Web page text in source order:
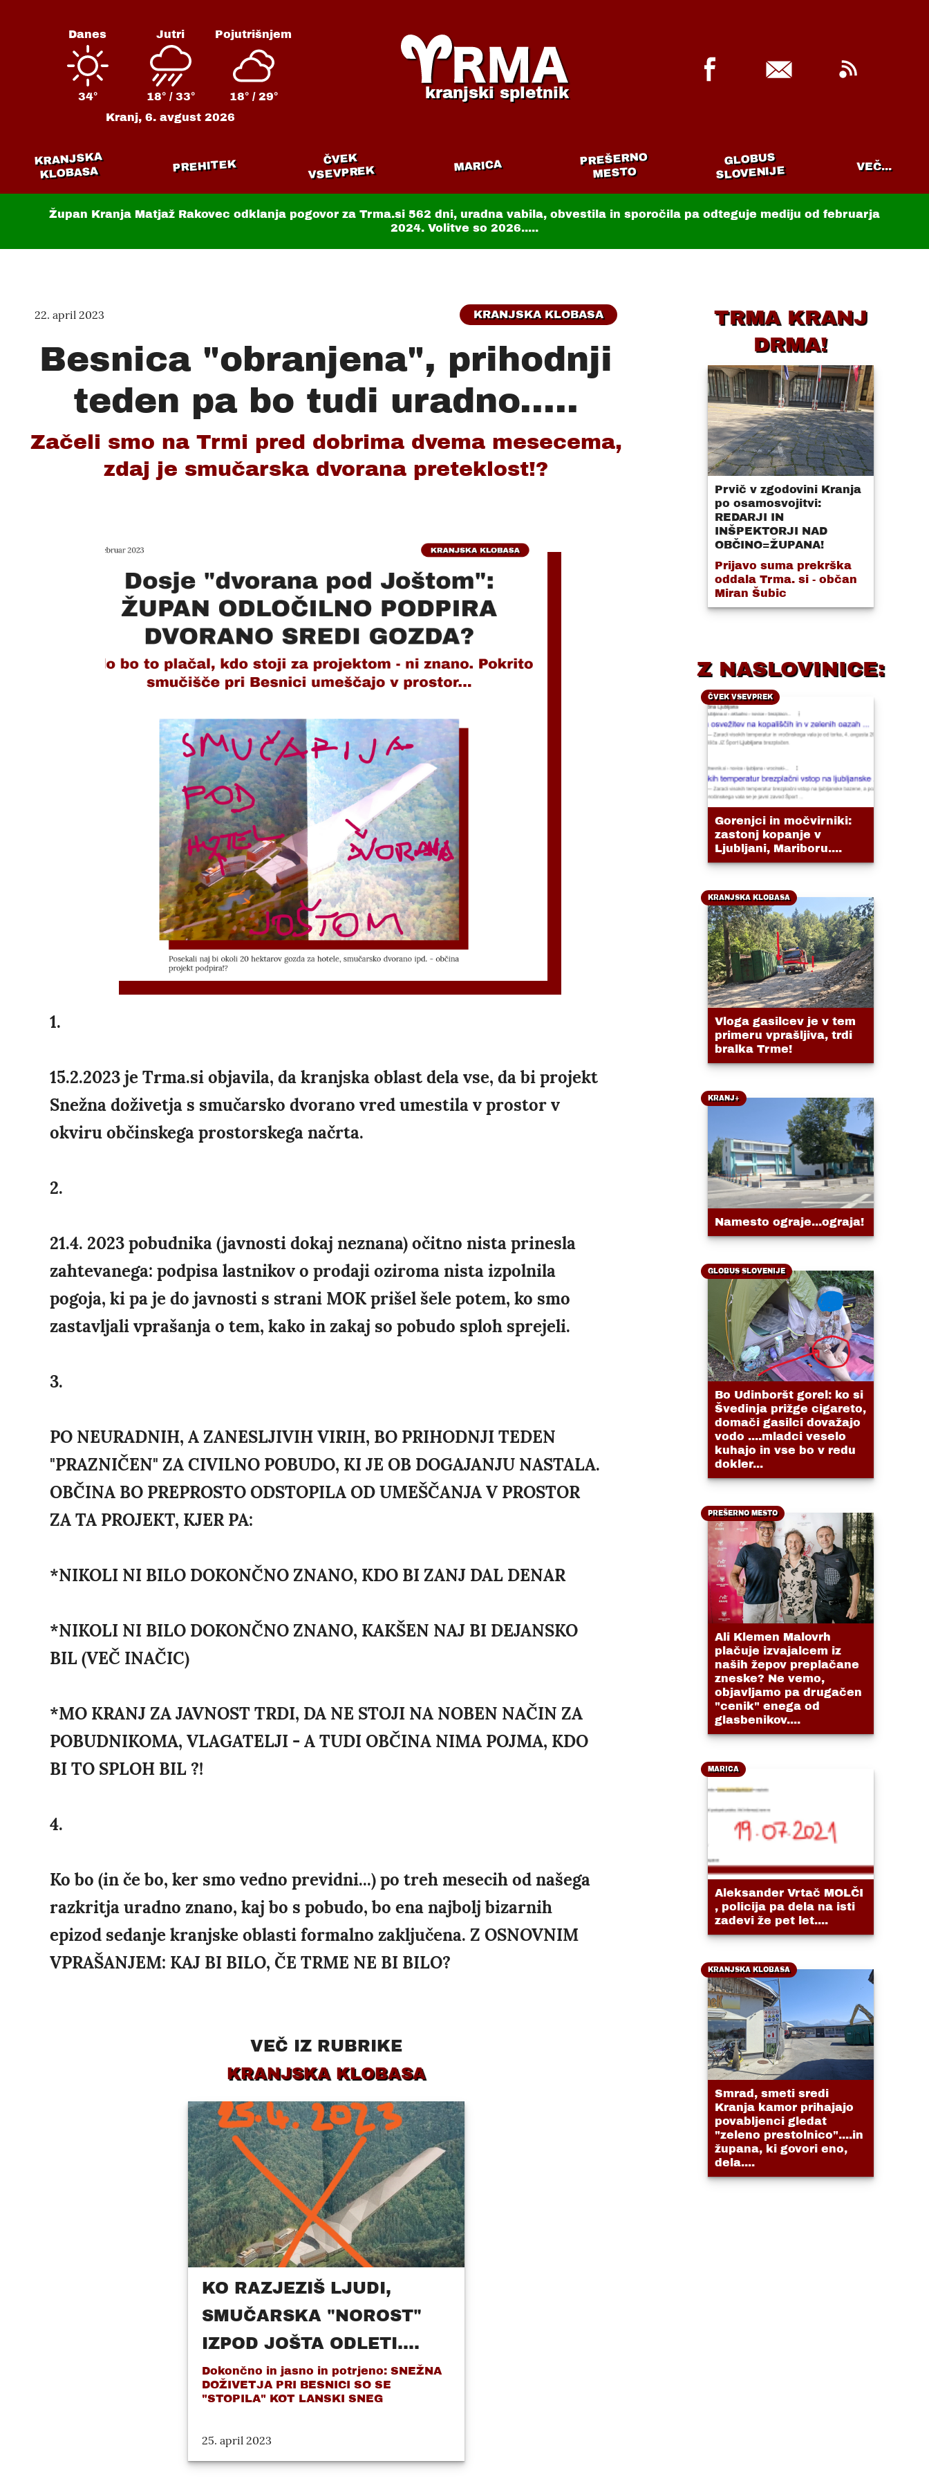
Danes
34°
Jutri
18° / 33°
Pojutrišnjem
18° / 29°
Kranj,6. avgust 2026
kranjski spletnik
KRANJSKA
KLOBASA PREHITEK ČVEK
VSEVPREK MARICA PREŠERNO
MESTO
GLOBUS
SLOVENIJE VEČ...
Župan Kranja Matjaž Rakovec odklanja pogovor za Trma.si 562 dni, uradna vabila, obvestila in sporočila pa odteguje mediju od februarja
2024. Volitve so 2026.....
22. april 2023 KRANJSKA KLOBASA
Besnica "obranjena", prihodnji
teden pa bo tudi uradno.....
Začeli smo na Trmi pred dobrima dvema mesecema,
zdaj je smučarska dvorana preteklost!?
1.
15.2.2023 je Trma.si objavila, da kranjska oblast dela vse, da bi projekt
Snežna doživetja s smučarsko dvorano vred umestila v prostor v
okviru občinskega prostorskega načrta.
2.
21.4. 2023 pobudnika (javnosti dokaj neznana) očitno nista prinesla
zahtevanega: podpisa lastnikov o prodaji oziroma nista izpolnila
pogoja, ki pa je do javnosti s strani MOK prišel šele potem, ko smo
zastavljali vprašanja o tem, kako in zakaj so pobudo sploh sprejeli.
3.
PO NEURADNIH, A ZANESLJIVIH VIRIH, BO PRIHODNJI TEDEN
"PRAZNIČEN" ZA CIVILNO POBUDO, KI JE OB DOGAJANJU NASTALA.
OBČINA BO PREPROSTO ODSTOPILA OD UMEŠČANJA V PROSTOR
ZA TA PROJEKT, KJER PA:
*NIKOLI NI BILO DOKONČNO ZNANO, KDO BI ZANJ DAL DENAR
*NIKOLI NI BILO DOKONČNO ZNANO, KAKŠEN NAJ BI DEJANSKO
BIL (VEČ INAČIC)
*MO KRANJ ZA JAVNOST TRDI, DA NE STOJI NA NOBEN NAČIN ZA
POBUDNIKOMA, VLAGATELJI - A TUDI OBČINA NIMA POJMA, KDO
BI TO SPLOH BIL ?!
4.
Ko bo (in če bo, ker smo vedno previdni...) po treh mesecih od našega
razkritja uradno znano, kaj bo s pobudo, bo ena najbolj bizarnih
epizod sedanje kranjske oblasti formalno zaključena. Z OSNOVNIM
VPRAŠANJEM: KAJ BI BILO, ČE TRME NE BI BILO?
VEČ IZ RUBRIKE
KRANJSKA KLOBASA
KO RAZJEZIŠ LJUDI,
SMUČARSKA "NOROST"
IZPOD JOŠTA ODLETI....
Dokončno in jasno in potrjeno: SNEŽNA
DOŽIVETJA PRI BESNICI SO SE
"STOPILA" KOT LANSKI SNEG
25. april 2023
TRMA KRANJ
DRMA!
Prvič v zgodovini Kranja
po osamosvojitvi:
REDARJI IN
INŠPEKTORJI NAD
OBČINO=ŽUPANA!
Prijavo suma prekrška
oddala Trma. si - občan
Miran Šubic
Z NASLOVINICE:
ČVEK VSEVPREK
Gorenjci in močvirniki:
zastonj kopanje v
Ljubljani, Mariboru....
KRANJSKA KLOBASA
Vloga gasilcev je v tem
primeru vprašljiva, trdi
bralka Trme!
KRANJ+
Namesto ograje...ograja!
GLOBUS SLOVENIJE
Bo Udinboršt gorel: ko si
Švedinja prižge cigareto,
domači gasilci dovažajo
vodo ....mladci veselo
kuhajo in vse bo v redu
dokler...
PREŠERNO MESTO
Ali Klemen Malovrh
plačuje izvajalcem iz
naših žepov preplačane
zneske? Ne vemo,
objavljamo pa drugačen
"cenik" enega od
glasbenikov....
MARICA
Aleksander Vrtač MOLČI
, policija pa dela na isti
zadevi že pet let....
KRANJSKA KLOBASA
Smrad, smeti sredi
Kranja kamor prihajajo
povabljenci gledat
"zeleno prestolnico"....in
župana, ki govori eno,
dela....